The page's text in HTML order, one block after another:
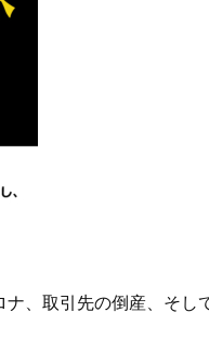
ナ、取引先の倒産、そし